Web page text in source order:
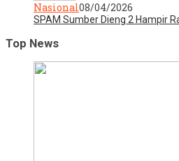
Nasional08/04/2026
SPAM Sumber Dieng 2 Hampir
Top News